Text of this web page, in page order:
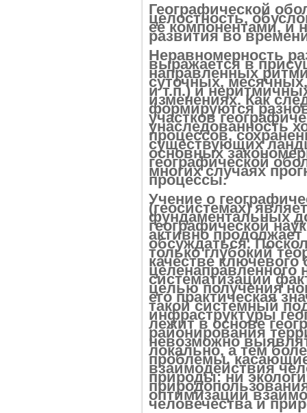
Географической
целостность,
её компонентами, и
развития во
Неравномерность
выражается в
направленных
суточных,
и т.п.) и
изменениях. Как
формируются
участков
унаследованность
процессов,
существующих
основных
географической
многих случаях
процессы.
Учение о
(геосистемах)
фундаментальных
географической
активно
обсуждаться.
только глубокий
качестве ключевого
целенаправленного
систематизации
целью получения
его практическая
такой системный
инфраструктуры
лежит в основе
районирования
невозможно
локально, а тем
проблемы,
взаимодействия
природы: ни
оптимизации
человечества и